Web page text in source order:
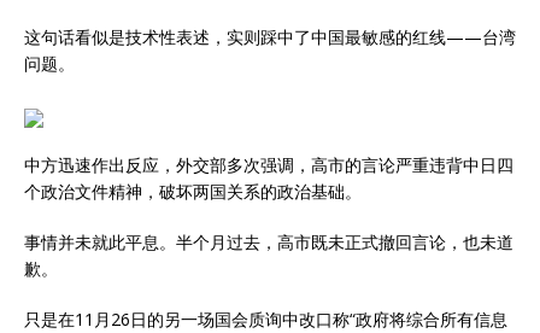
这句话看似是技术性表述，实则踩中了中国最敏感的红线——台湾
问题。
中方迅速作出反应，外交部多次强调，高市的言论严重违背中日四
个政治文件精神，破坏两国关系的政治基础。
事情并未就此平息。半个月过去，高市既未正式撤回言论，也未道
歉。
只是在11月26日的另一场国会质询中改口称“政府将综合所有信息